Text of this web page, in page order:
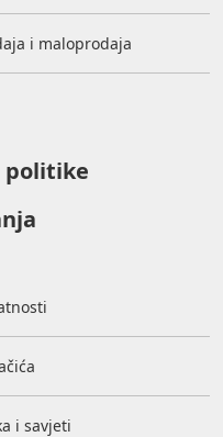
i maloprodaja
politike
i savjeti